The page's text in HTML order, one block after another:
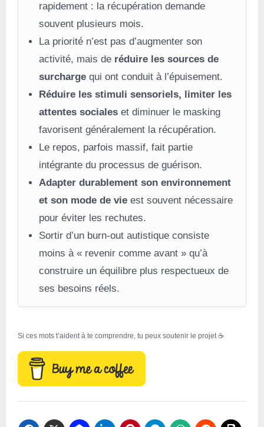
rapidement : la récupération demande
souvent plusieurs mois.
La priorité n’est pas d’augmenter son
activité, mais de réduire les sources de
surchargequi ont conduit à l’épuisement.
Réduire les stimuli sensoriels, limiter les
attentes socialeset diminuer le masking
favorisent généralement la récupération.
Le repos, parfois massif, fait partie
intégrante du processus de guérison.
Adapter durablement son environnement
et son mode de vieest souvent nécessaire
pour éviter les rechutes.
Sortir d’un burn-out autistique consiste
moins à « revenir comme avant » qu’à
construire un équilibre plus respectueux de
ses besoins réels.
Si ces mots t’aident à te comprendre, tu peux soutenir le projet ☕